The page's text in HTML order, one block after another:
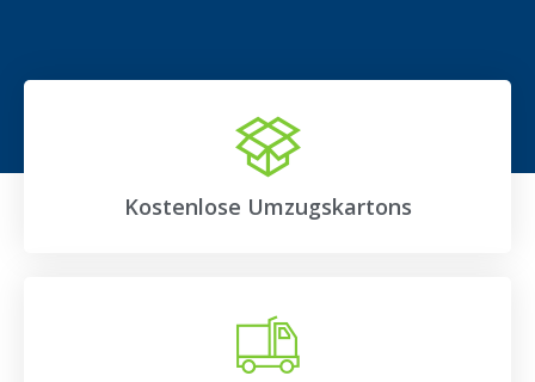
Kostenlose Umzugskartons